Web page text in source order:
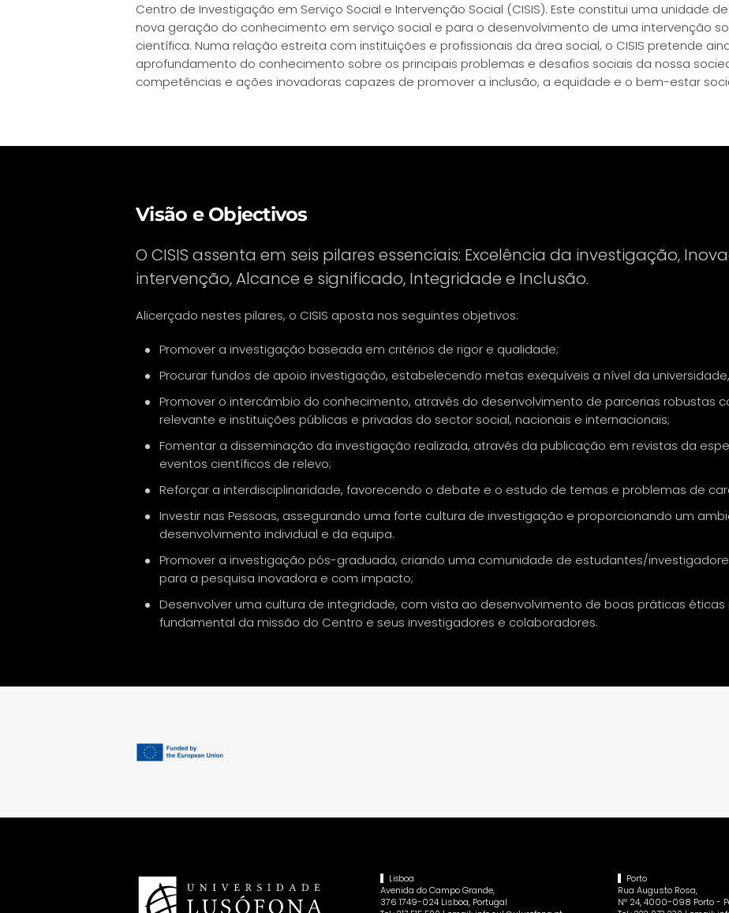
Centro de Investigação em Serviço Social e Intervenção Social (CISIS). Este constitui uma unidade
nova geração do conhecimento em serviço social e para o desenvolvimento de uma intervenção
científica. Numa relação estreita com instituições e profissionais da área social, o CISIS pretende
aprofundamento do conhecimento sobre os principais problemas e desafios sociais da nossa
competências e ações inovadoras capazes de promover a inclusão, a equidade e o bem-estar
Visão e Objectivos
O CISIS assenta em seis pilares essenciais: Excelência da investigação,
intervenção, Alcance e significado, Integridade e Inclusão.
Alicerçado nestes pilares, o CISIS aposta nos seguintes objetivos:
Promover a investigação baseada em critérios de rigor e qualidade;
Procurar fundos de apoio investigação, estabelecendo metas exequíveis a nível da
Promover o intercâmbio do conhecimento, através do desenvolvimento de parcerias robustas
relevante e instituições públicas e privadas do sector social, nacionais e internacionais;
Fomentar a disseminação da investigação realizada, através da publicação em revistas da
eventos científicos de relevo;
Reforçar a interdisciplinaridade, favorecendo o debate e o estudo de temas e problemas de
Investir nas Pessoas, assegurando uma forte cultura de investigação e proporcionando um
desenvolvimento individual e da equipa.
Promover a investigação pós-graduada, criando uma comunidade de estudantes/
para a pesquisa inovadora e com impacto;
Desenvolver uma cultura de integridade, com vista ao desenvolvimento de boas práticas
fundamental da missão do Centro e seus investigadores e colaboradores.
Lisboa
Avenida do Campo Grande,
376 1749-024 Lisboa, Portugal
Porto
Rua Augusto Rosa,
Nº 24, 4000-098 Porto -